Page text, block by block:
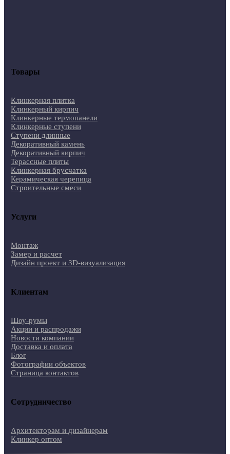
Товары
Клинкерная плитка
Клинкерный кирпич
Клинкерные термопанели
Клинкерные ступени
Ступени длинные
Декоративный камень
Декоративный кирпич
Терассные плиты
Клинкерная брусчатка
Керамическая черепица
Строительные смеси
Услуги
Монтаж
Замер и расчет
Дизайн проект и 3D-визуализация
Клиентам
Шоу-румы
Акции и распродажи
Новости компании
Доставка и оплата
Блог
Фотографии объектов
Страница контактов
Сотрудничество
Архитекторам и дизайнерам
Клинкер оптом